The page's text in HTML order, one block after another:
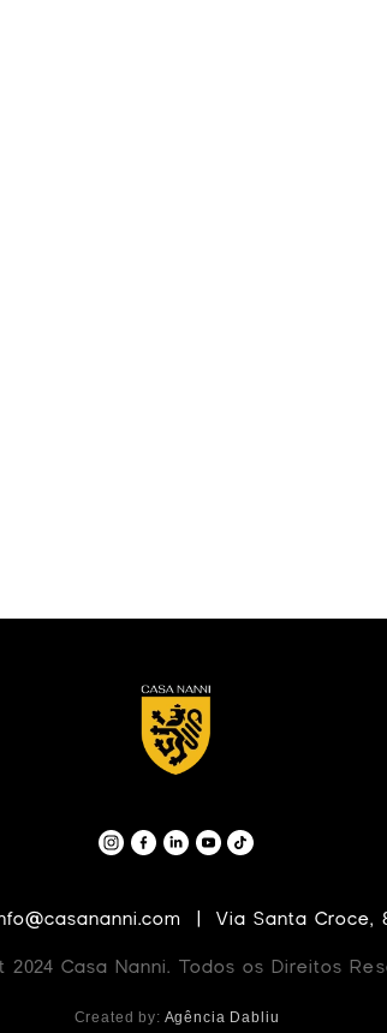
|  Via Santa
Casa Nanni. Todos os Direitos
Created by: Agência Dabliu